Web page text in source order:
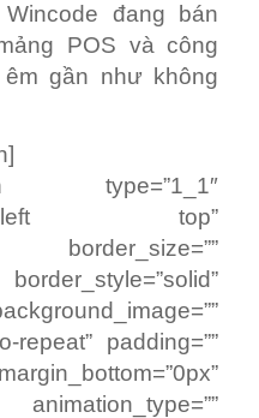
đang bán
POS và công
gần như không
type=”1_1″
top”
border_size=””
repeat” padding=””